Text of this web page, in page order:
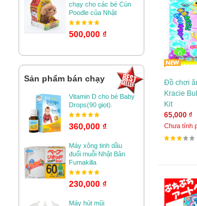
Đồ chơi
Kracie
Kit
65,000 ₫
Chưa tính
chạy cho các bé Cún
Poodle của Nhật
500,000 ₫
Sản phẩm bán chạy
Vitamin D cho bé Baby
Drops(90 giọt).
360,000 ₫
Máy xông tinh dầu
đuổi muỗi Nhật Bản
Fumakilla
230,000 ₫
Máy hút mũi